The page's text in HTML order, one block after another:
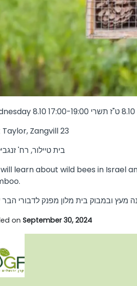
Taylor, Zangvill 23
בית טיילור, רח' זנגביל
learn about wild bees in Israel
on September 30, 2024